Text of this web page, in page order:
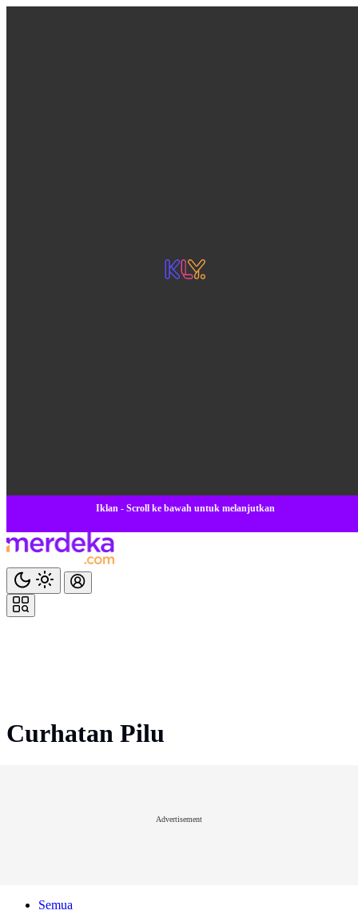
Iklan - Scroll ke bawah untuk melanjutkan
Curhatan Pilu
Advertisement
Semua